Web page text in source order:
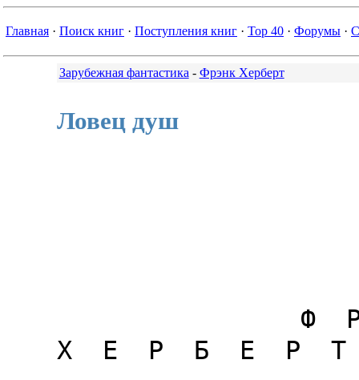
Главная · Поиск книг · Поступления книг · Top 40 · Форумы ·
Зарубежная фантастика - Фрэнк Херберт
Ловец душ